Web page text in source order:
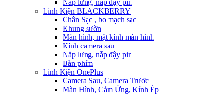
Nắp lưng, nắp đậy pin
Linh Kiện BLACKBERRY
Chân Sạc , bo mạch sạc
Khung sườn
Màn hình, mặt kính màn hình
Kính camera sau
Nắp lưng, nắp đậy pin
Bàn phím
Linh Kiện OnePlus
Camera Sau, Camera Trước
Màn Hình, Cảm Ứng, Kính Ép